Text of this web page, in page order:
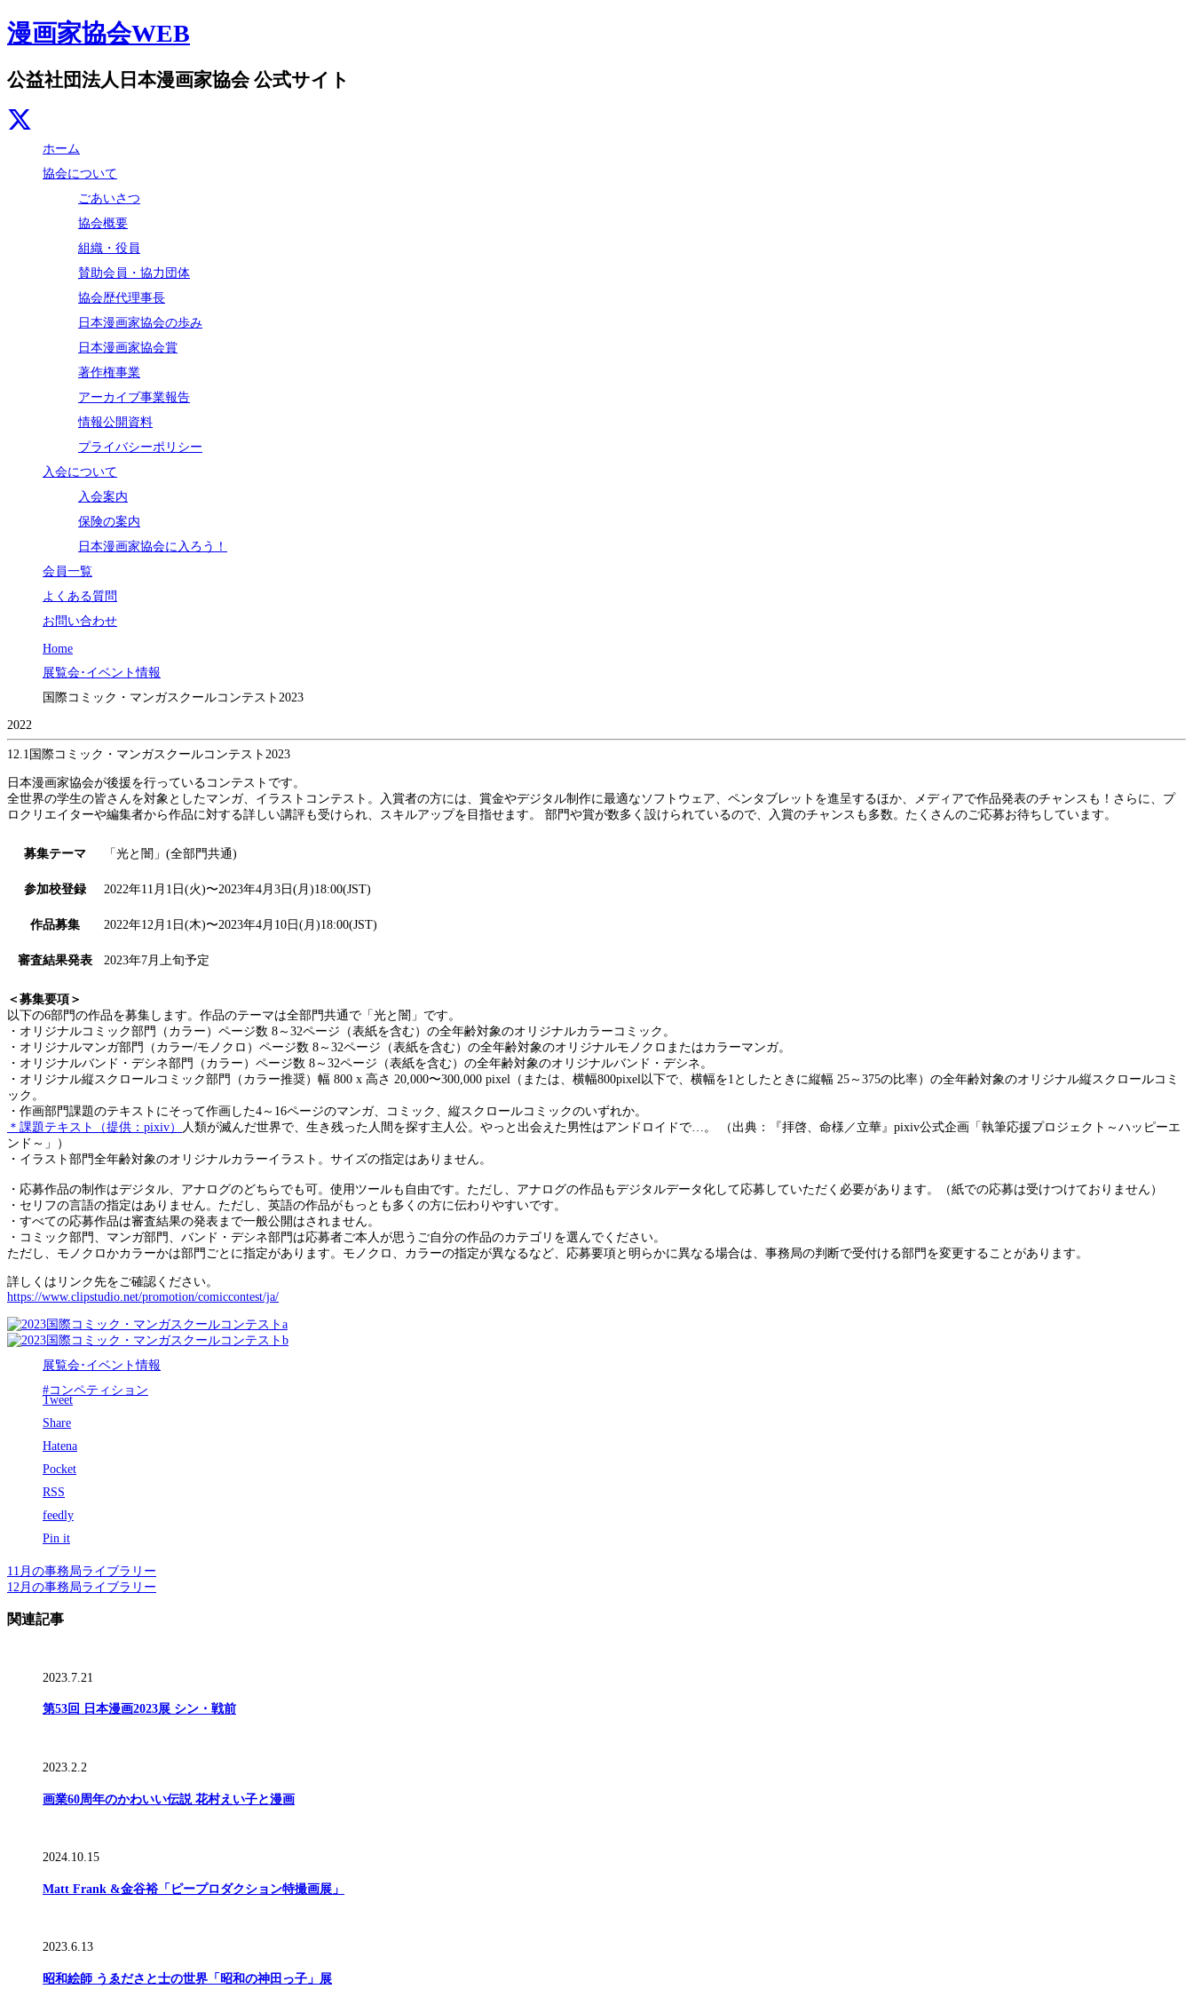
漫画家協会WEB
公益社団法人日本漫画家協会 公式サイト
ホーム
協会について
ごあいさつ
協会概要
組織・役員
賛助会員・協力団体
協会歴代理事長
日本漫画家協会の歩み
日本漫画家協会賞
著作権事業
アーカイブ事業報告
情報公開資料
プライバシーポリシー
入会について
入会案内
保険の案内
日本漫画家協会に入ろう！
会員一覧
よくある質問
お問い合わせ
Home
展覧会･イベント情報
国際コミック・マンガスクールコンテスト2023
2022
12.1 国際コミック・マンガスクールコンテスト2023
日本漫画家協会が後援を行っているコンテストです。
全世界の学生の皆さんを対象としたマンガ、イラストコンテスト。入賞者の方には、賞金やデジタル制作に最適なソフトウェア、ペンタブレットを進呈するほか、メディアで作品発表のチャンスも！さらに、プ
ロクリエイターや編集者から作品に対する詳しい講評も受けられ、スキルアップを目指せます。 部門や賞が数多く設けられているので、入賞のチャンスも多数。たくさんのご応募お待ちしています。
募集テーマ 「光と闇」(全部門共通)
参加校登録 2022年11月1日(火)〜2023年4月3日(月)18:00(JST)
作品募集 2022年12月1日(木)〜2023年4月10日(月)18:00(JST)
審査結果発表 2023年7月上旬予定
＜募集要項＞
以下の6部門の作品を募集します。作品のテーマは全部門共通で「光と闇」です。
・オリジナルコミック部門（カラー）ページ数 8～32ページ（表紙を含む）の全年齢対象のオリジナルカラーコミック。
・オリジナルマンガ部門（カラー/モノクロ）ページ数 8～32ページ（表紙を含む）の全年齢対象のオリジナルモノクロまたはカラーマンガ。
・オリジナルバンド・デシネ部門（カラー）ページ数 8～32ページ（表紙を含む）の全年齢対象のオリジナルバンド・デシネ。
・オリジナル縦スクロールコミック部門（カラー推奨）幅 800 x 高さ 20,000〜300,000 pixel（または、横幅800pixel以下で、横幅を1としたときに縦幅 25～375の比率）の全年齢対象のオリジナル縦スクロールコミ
ック。
・作画部門課題のテキストにそって作画した4～16ページのマンガ、コミック、縦スクロールコミックのいずれか。
＊課題テキスト（提供：pixiv）
人類が滅んだ世界で、生き残った人間を探す主人公。やっと出会えた男性はアンドロイドで…。 （出典：『拝啓、命様／立華』pixiv公式企画「執筆応援プロジェクト～ハッピーエ
ンド～」）
・イラスト部門全年齢対象のオリジナルカラーイラスト。サイズの指定はありません。
・応募作品の制作はデジタル、アナログのどちらでも可。使用ツールも自由です。ただし、アナログの作品もデジタルデータ化して応募していただく必要があります。（紙での応募は受けつけておりません）
・セリフの言語の指定はありません。ただし、英語の作品がもっとも多くの方に伝わりやすいです。
・すべての応募作品は審査結果の発表まで一般公開はされません。
・コミック部門、マンガ部門、バンド・デシネ部門は応募者ご本人が思うご自分の作品のカテゴリを選んでください。
ただし、モノクロかカラーかは部門ごとに指定があります。モノクロ、カラーの指定が異なるなど、応募要項と明らかに異なる場合は、事務局の判断で受付ける部門を変更することがあります。
詳しくはリンク先をご確認ください。
https://www.clipstudio.net/promotion/comiccontest/ja/
展覧会･イベント情報
#コンペティション
Tweet
Share
Hatena
Pocket
RSS
feedly
Pin it
11月の事務局ライブラリー
12月の事務局ライブラリー
関連記事
2023.7.21
第53回 日本漫画2023展 シン・戦前
2023.2.2
画業60周年のかわいい伝説 花村えい子と漫画
2024.10.15
Matt Frank &金谷裕「ピープロダクション特撮画展」
2023.6.13
昭和絵師 うゑださと士の世界「昭和の神田っ子」展